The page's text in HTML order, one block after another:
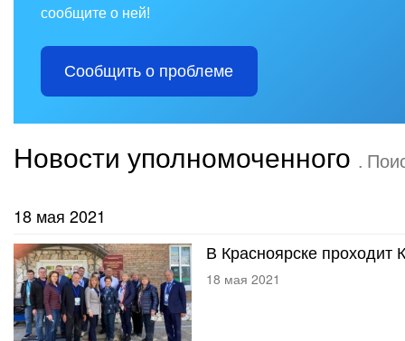
сообщите о ней!
Сообщить о проблеме
Новости уполномоченного .
18 мая 2021
В Красноярске проходит
18 мая 2021